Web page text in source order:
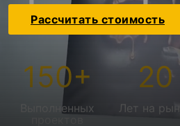
Рассчитать стоимость
150+
Выполненных
20
Лет на